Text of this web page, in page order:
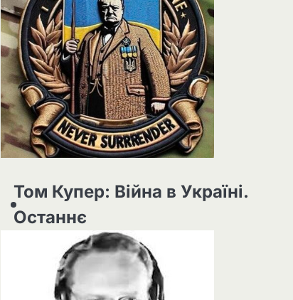
Том Купер: Війна в Україні.
Останнє